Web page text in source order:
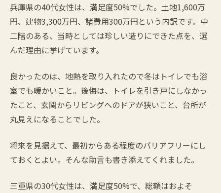
兵庫県の40代女性は、満足度50%でした。土地1,600万
円、建物3,300万円、諸費用300万円という内訳です。中
二階のある、当時としては珍しい造りにできた点を、選
んだ理由に挙げています。
良かったのは、地熱を取り入れたので冬はトイレでも浴
室でも暖かいこと。後悔は、トイレを引き戸にしなかっ
たこと、玄関からリビングへのドアが狭いこと、台所が
丸見えになることでした。
将来を見据えて、最初からある程度のバリアフリーにし
ておくとよい。そんな助言も書き添えてくれました。
三重県の30代女性は、満足度50%で、総額はおよそ